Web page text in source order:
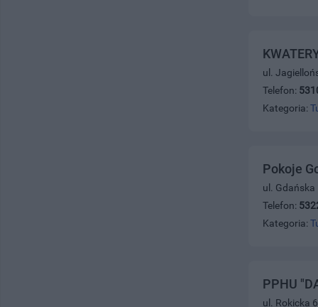
ul.
Telefon:
Kategoria:
Pokoje
ul. Gdańska
Telefon:
Kategoria:
PPHU
ul. Rokicka